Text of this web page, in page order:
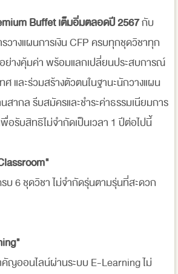
Buffet เต็มอิ่มตลอดปี 2567กับ
วางแผนการเงิน CFP ครบทุกชุดวิชาทุก
ย่างคุ้มค่า พร้อมแลกเปลี่ยนประสบการณ์
ศ และร่วมสร้างตัวตนในฐานะนักวางแผน
สากล รีบสมัครและชำระค่าธรรมเนียมการ
อรับสิทธิไม่จำกัดเป็นเวลา 1 ปีต่อไปนี้
บ 6 ชุดวิชา ไม่จำกัดรุ่นตามรุ่นที่สะดวก
ญออนไลน์ผ่านระบบ E-Learning ไม่